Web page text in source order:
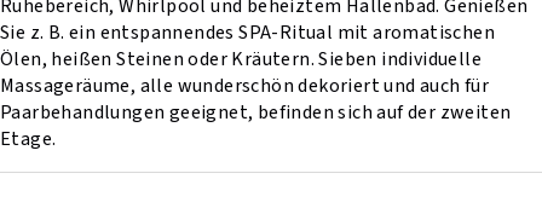
Ruhebereich, Whirlpool und beheiztem Hallenbad. Genießen
Sie z. B. ein entspannendes SPA-Ritual mit aromatischen
Ölen, heißen Steinen oder Kräutern. Sieben individuelle
Massageräume, alle wunderschön dekoriert und auch für
Paarbehandlungen geeignet, befinden sich auf der zweiten
Etage.